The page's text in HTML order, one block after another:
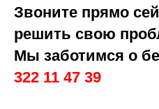
Звоните прямо
решить свою
Мы заботимся о
322 11 47 39